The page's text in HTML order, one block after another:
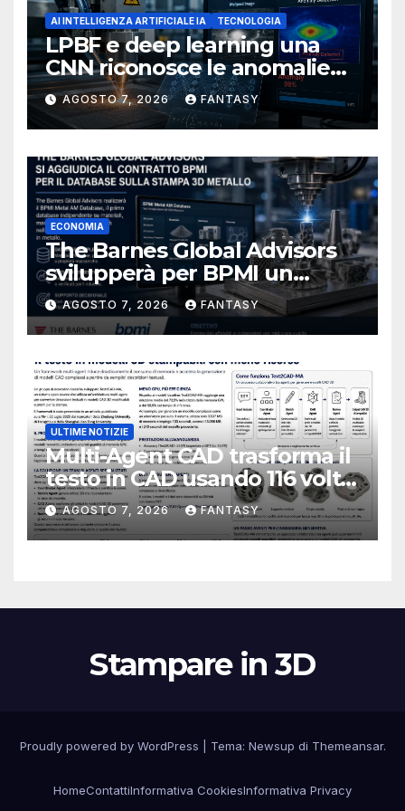
AI INTELLIGENZA ARTIFICIALE IA TECNOLOGIA
LPBF e deep learning una
CNN riconosce le anomalie
del bagno di fusione
AGOSTO 7, 2026 FANTASY
ECONOMIA
The Barnes Global Advisors
svilupperà per BPMI un
database per la stampa 3D
metallica destinata alla filiera
navale statunitense
AGOSTO 7, 2026 FANTASY
ULTIME NOTIZIE
Multi-Agent CAD trasforma il
testo in CAD usando 116 volte
meno token
AGOSTO 7, 2026 FANTASY
Stampare in 3D
Proudly powered by WordPress Tema: Newsup di Themeansar.
HomeContattiInformativa CookiesInformativa Privacy